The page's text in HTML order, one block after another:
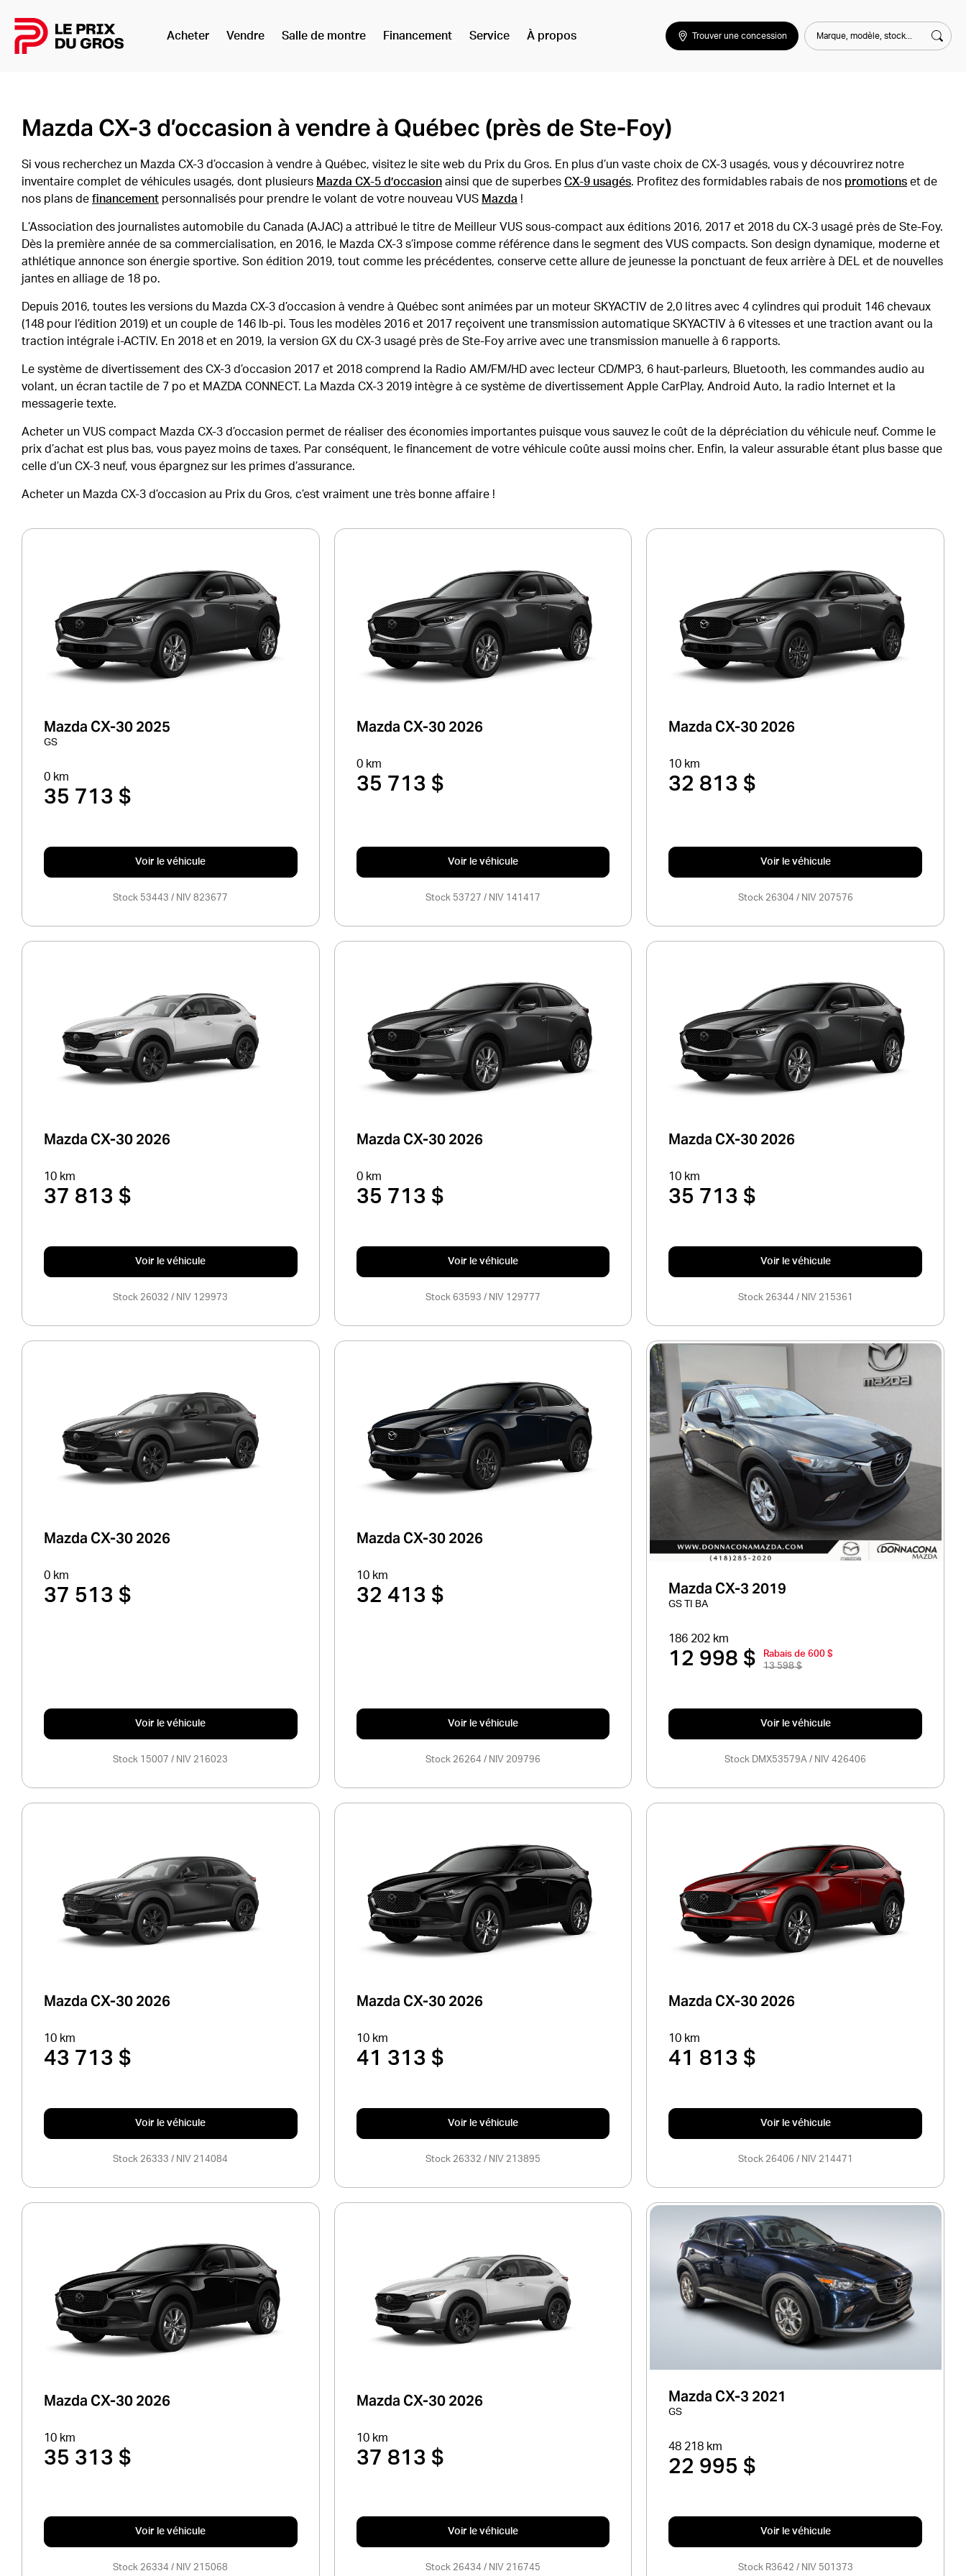
Accueil Acheter Vendre Salle de montre Financement Service À propos Trouver une concession
Marque, modèle, stock...
Mazda CX-3 d’occasion à vendre à Québec (près de Ste-Foy)
Si vous recherchez un Mazda CX-3 d’occasion à vendre à Québec, visitez le site web du Prix du Gros. En plus d’un vaste choix de CX-3 usagés, vous y découvrirez notre
inventaire complet de véhicules usagés, dont plusieurs Mazda CX-5 d’occasion ainsi que de superbes CX-9 usagés. Profitez des formidables rabais de nos promotions et de
nos plans de financement personnalisés pour prendre le volant de votre nouveau VUS Mazda !
L’Association des journalistes automobile du Canada (AJAC) a attribué le titre de Meilleur VUS sous-compact aux éditions 2016, 2017 et 2018 du CX-3 usagé près de Ste-Foy.
Dès la première année de sa commercialisation, en 2016, le Mazda CX-3 s’impose comme référence dans le segment des VUS compacts. Son design dynamique, moderne et
athlétique annonce son énergie sportive. Son édition 2019, tout comme les précédentes, conserve cette allure de jeunesse la ponctuant de feux arrière à DEL et de nouvelles
jantes en alliage de 18 po.
Depuis 2016, toutes les versions du Mazda CX-3 d’occasion à vendre à Québec sont animées par un moteur SKYACTIV de 2,0 litres avec 4 cylindres qui produit 146 chevaux
(148 pour l’édition 2019) et un couple de 146 lb-pi. Tous les modèles 2016 et 2017 reçoivent une transmission automatique SKYACTIV à 6 vitesses et une traction avant ou la
traction intégrale i-ACTIV. En 2018 et en 2019, la version GX du CX-3 usagé près de Ste-Foy arrive avec une transmission manuelle à 6 rapports.
Le système de divertissement des CX-3 d’occasion 2017 et 2018 comprend la Radio AM/FM/HD avec lecteur CD/MP3, 6 haut-parleurs, Bluetooth, les commandes audio au
volant, un écran tactile de 7 po et MAZDA CONNECT. La Mazda CX-3 2019 intègre à ce système de divertissement Apple CarPlay, Android Auto, la radio Internet et la
messagerie texte.
Acheter un VUS compact Mazda CX-3 d’occasion permet de réaliser des économies importantes puisque vous sauvez le coût de la dépréciation du véhicule neuf. Comme le
prix d’achat est plus bas, vous payez moins de taxes. Par conséquent, le financement de votre véhicule coûte aussi moins cher. Enfin, la valeur assurable étant plus basse que
celle d’un CX-3 neuf, vous épargnez sur les primes d’assurance.
Acheter un Mazda CX-3 d’occasion au Prix du Gros, c’est vraiment une très bonne affaire !
Mazda CX-30 2025
GS
0 km
35 713 $
Voir le véhicule
Stock 53443 / NIV 823677
Mazda CX-30 2026
0 km
35 713 $
Voir le véhicule
Stock 53727 / NIV 141417
Mazda CX-30 2026
10 km
32 813 $
Voir le véhicule
Stock 26304 / NIV 207576
Mazda CX-30 2026
10 km
37 813 $
Voir le véhicule
Stock 26032 / NIV 129973
Mazda CX-30 2026
0 km
35 713 $
Voir le véhicule
Stock 63593 / NIV 129777
Mazda CX-30 2026
10 km
35 713 $
Voir le véhicule
Stock 26344 / NIV 215361
Mazda CX-30 2026
0 km
37 513 $
Voir le véhicule
Stock 15007 / NIV 216023
Mazda CX-30 2026
10 km
32 413 $
Voir le véhicule
Stock 26264 / NIV 209796
Mazda CX-3 2019
GS TI BA
186 202 km
12 998 $
Rabais de 600 $
13 598 $
Voir le véhicule
Stock DMX53579A / NIV 426406
Mazda CX-30 2026
10 km
43 713 $
Voir le véhicule
Stock 26333 / NIV 214084
Mazda CX-30 2026
10 km
41 313 $
Voir le véhicule
Stock 26332 / NIV 213895
Mazda CX-30 2026
10 km
41 813 $
Voir le véhicule
Stock 26406 / NIV 214471
Mazda CX-30 2026
10 km
35 313 $
Voir le véhicule
Stock 26334 / NIV 215068
Mazda CX-30 2026
10 km
37 813 $
Voir le véhicule
Stock 26434 / NIV 216745
Mazda CX-3 2021
GS
48 218 km
22 995 $
Voir le véhicule
Stock R3642 / NIV 501373